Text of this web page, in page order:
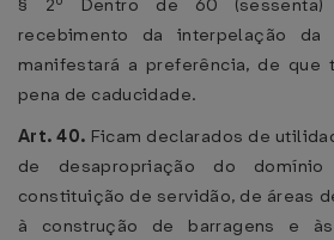
§ 2º Dentro de 60 (sessenta)
recebimento da interpelação da
manifestará a preferência, de que
pena de caducidade.
Art. 40. Ficam declarados de
de desapropriação do
constituição de servidão, de áreas
à construção de barragens e